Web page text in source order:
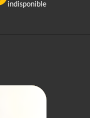
indisponible